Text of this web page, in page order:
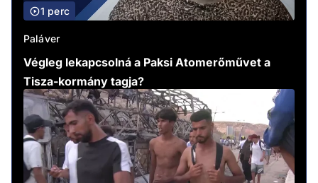
1 perc
Paláver
Végleg lekapcsolná a Paksi Atomerőművet a
Tisza-kormány tagja?